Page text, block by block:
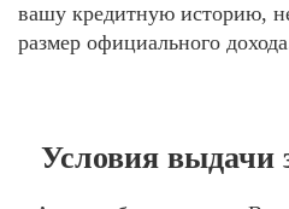
вашу кредитную историю,
размер официального
Условия выдачи